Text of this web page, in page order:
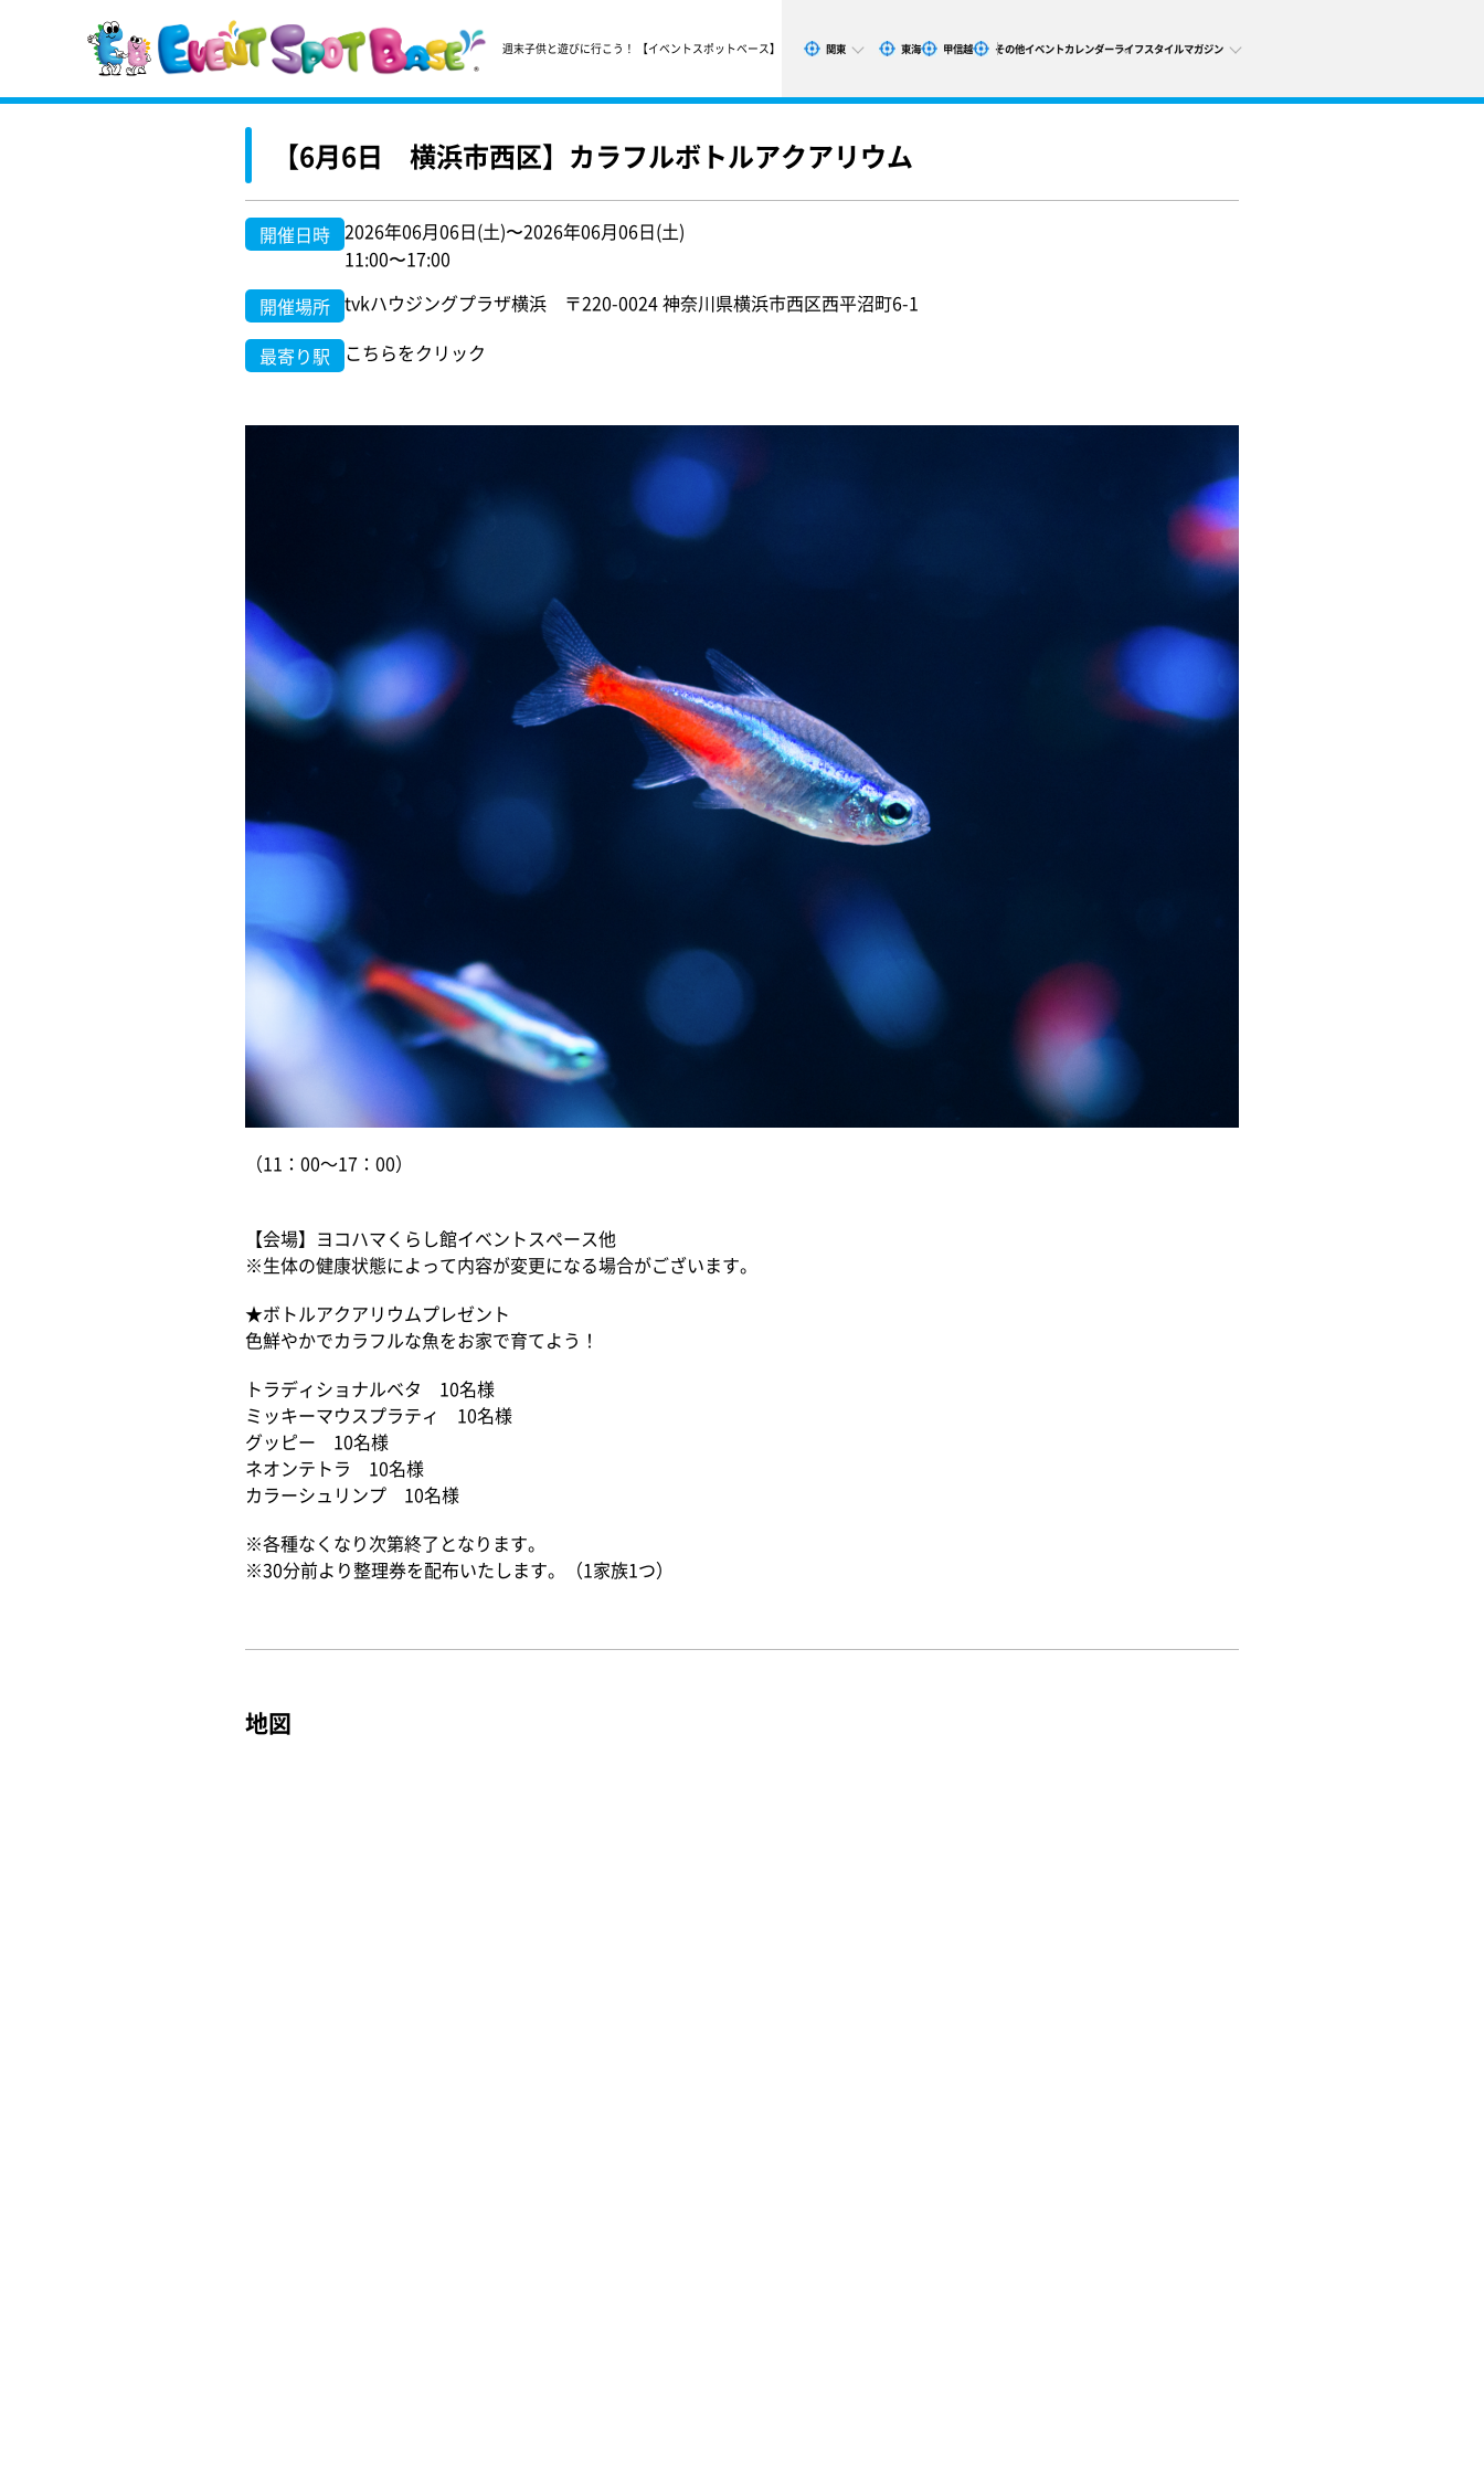
週末子供と遊びに行こう！ 【イベントスポットベース】 関東 東海 甲信越 その他イベントカレンダーライフスタイルマガジン
【6月6日 横浜市西区】カラフルボトルアクアリウム
開催日時 2026年06月06日(土)〜2026年06月06日(土)
11:00〜17:00
開催場所 tvkハウジングプラザ横浜 〒220-0024 神奈川県横浜市西区西平沼町6-1
最寄り駅
こちらをクリック
（11：00～17：00）
【会場】ヨコハマくらし館イベントスペース他
※生体の健康状態によって内容が変更になる場合がございます。
★ボトルアクアリウムプレゼント
色鮮やかでカラフルな魚をお家で育てよう！
トラディショナルベタ 10名様
ミッキーマウスプラティ 10名様
グッピー 10名様
ネオンテトラ 10名様
カラーシュリンプ 10名様
※各種なくなり次第終了となります。
※30分前より整理券を配布いたします。（1家族1つ）
地図